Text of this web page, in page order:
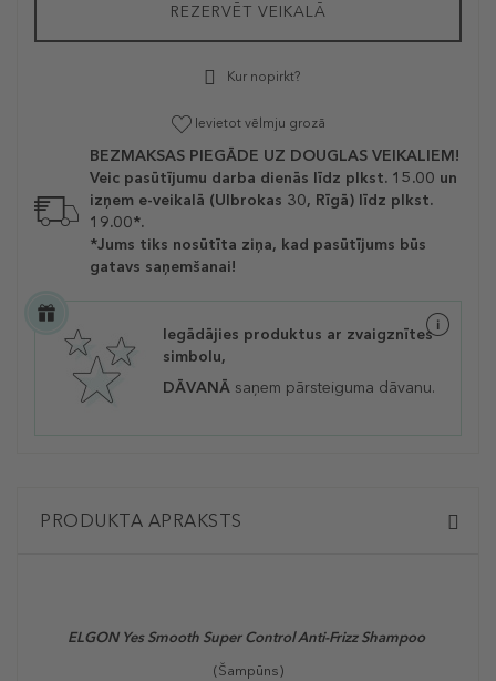
REZERVĒT VEIKALĀ
Kur nopirkt?
Ievietot vēlmju grozā
BEZMAKSAS PIEGĀDE UZ DOUGLAS VEIKALIEM!
Veic pasūtījumu darba dienās līdz plkst. 15.00 un
izņem e-veikalā (Ulbrokas 30, Rīgā) līdz plkst.
19.00*.
*Jums tiks nosūtīta ziņa, kad pasūtījums būs
gatavs saņemšanai!
Iegādājies produktus ar zvaigznītes
simbolu,
DĀVANĀ saņem pārsteiguma dāvanu.
PRODUKTA APRAKSTS
ELGON Yes Smooth Super Control Anti-Frizz Shampoo
(Šampūns)